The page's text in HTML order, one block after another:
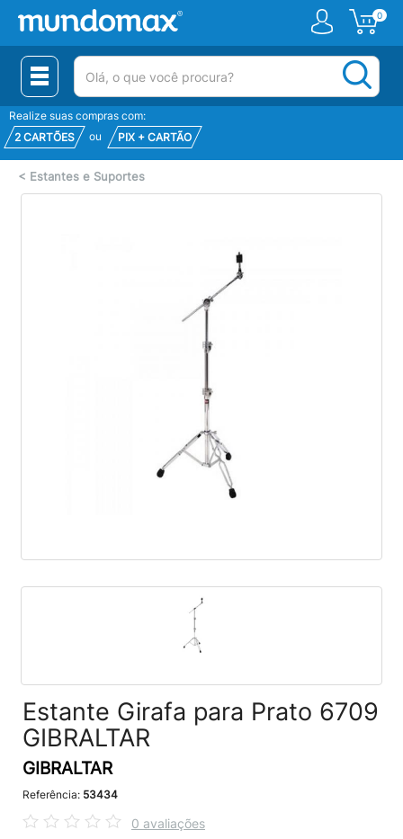
0
(pesquisar)
Realize suas compras com:
2 CARTÕES
ou PIX + CARTÃO
< Estantes e Suportes
Estante Girafa para Prato 6709
GIBRALTAR
GIBRALTAR
Referência: 53434
0 avaliações